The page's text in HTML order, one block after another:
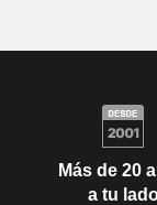
Más de 20
a tu